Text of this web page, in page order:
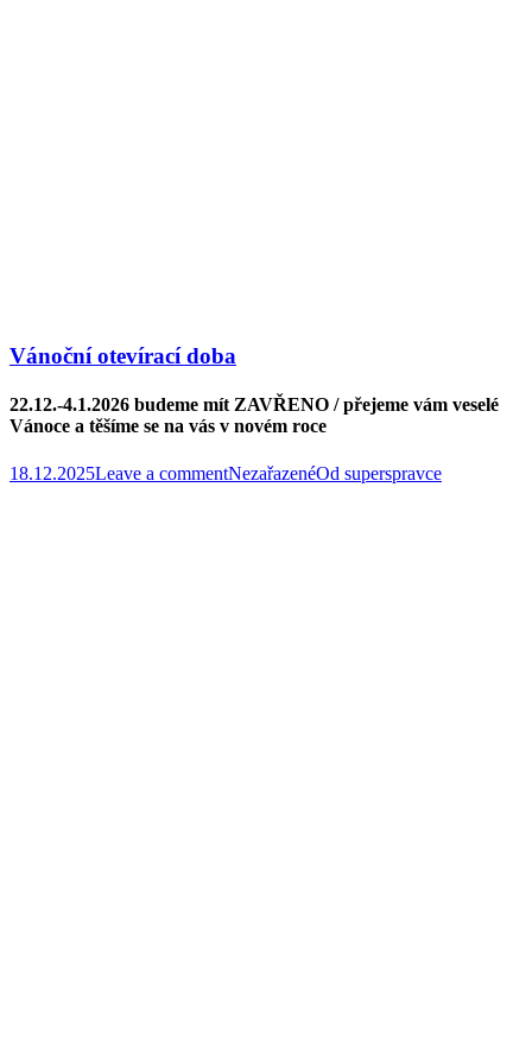
Vánoční otevírací doba
22.12.-4.1.2026 budeme mít ZAVŘENO / přejeme vám veselé
Vánoce a těšíme se na vás v novém roce
18.12.2025Leave a commentNezařazenéOd superspravce